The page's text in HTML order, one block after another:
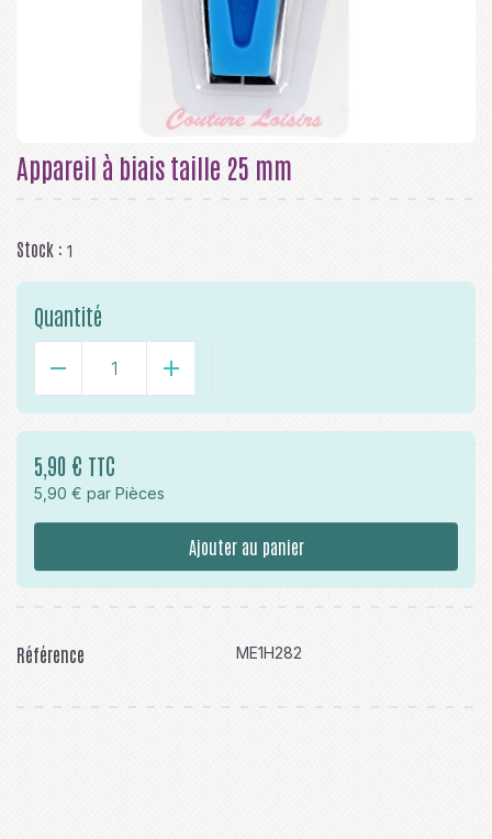
Appareil à biais taille 25 mm
Stock : 1
Quantité
- +
5,90 € TTC
5,90 € par Pièces
Ajouter au panier
Référence ME1H282